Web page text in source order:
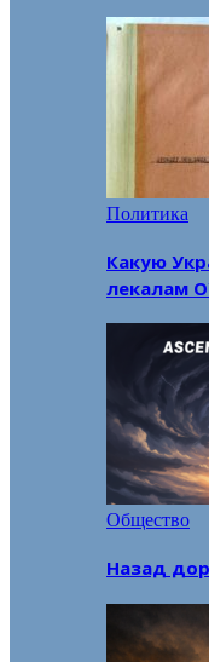
Политика
Какую
лекалам
Общество
Назад